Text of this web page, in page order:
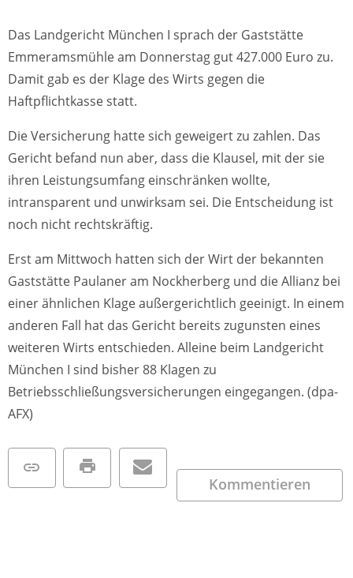
Das Landgericht München I sprach der Gaststätte
Emmeramsmühle am Donnerstag gut 427.000 Euro zu.
Damit gab es der Klage des Wirts gegen die
Haftpflichtkasse statt.
Die Versicherung hatte sich geweigert zu zahlen. Das
Gericht befand nun aber, dass die Klausel, mit der sie
ihren Leistungsumfang einschränken wollte,
intransparent und unwirksam sei. Die Entscheidung ist
noch nicht rechtskräftig.
Erst am Mittwoch hatten sich der Wirt der bekannten
Gaststätte Paulaner am Nockherberg und die Allianz bei
einer ähnlichen Klage außergerichtlich geeinigt. In einem
anderen Fall hat das Gericht bereits zugunsten eines
weiteren Wirts entschieden. Alleine beim Landgericht
München I sind bisher 88 Klagen zu
Betriebsschließungsversicherungen eingegangen. (dpa-
AFX)
Kommentieren